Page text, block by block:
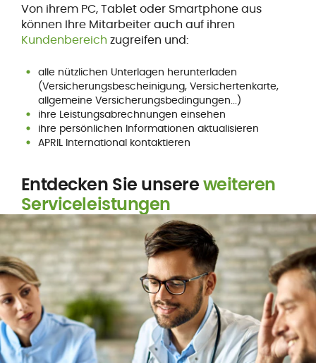
Von ihrem PC, Tablet oder Smartphone aus
können Ihre Mitarbeiter auch auf ihren
Kundenbereich zugreifen und:
alle nützlichen Unterlagen herunterladen
(Versicherungsbescheinigung, Versichertenkarte,
allgemeine Versicherungsbedingungen...)
ihre Leistungsabrechnungen einsehen
ihre persönlichen Informationen aktualisieren
APRIL International kontaktieren
Entdecken Sie unsereweiteren
Serviceleistungen